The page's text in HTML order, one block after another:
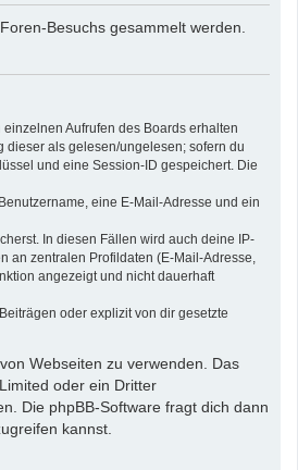
Besuchs gesammelt werden.
Aufrufen des Boards erhalten
als gelesen/ungelesen; sofern du
und eine Session-ID gespeichert. Die
eine E-Mail-Adresse und ein
In diesen Fällen wird auch deine IP-
an zentralen Profildaten (E-Mail-Adresse,
angezeigt und nicht dauerhaft
oder explizit von dir gesetzte
Webseiten zu verwenden. Das
oder ein Dritter
Die phpBB-Software fragt dich dann
kannst.